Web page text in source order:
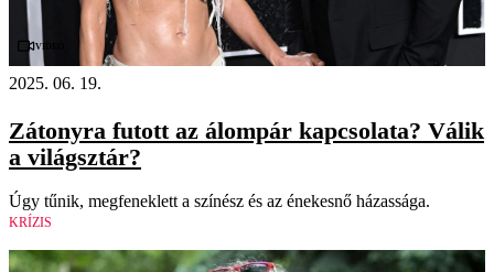
Videó
2025. 06. 19.
Zátonyra futott az álompár kapcsolata? Válik
a világsztár?
Úgy tűnik, megfeneklett a színész és az énekesnő házassága.
KRÍZIS